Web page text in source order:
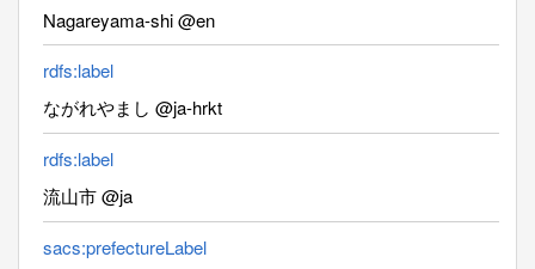
Nagareyama-shi @en
rdfs:label
ながれやまし @ja-hrkt
rdfs:label
流山市 @ja
sacs:prefectureLabel